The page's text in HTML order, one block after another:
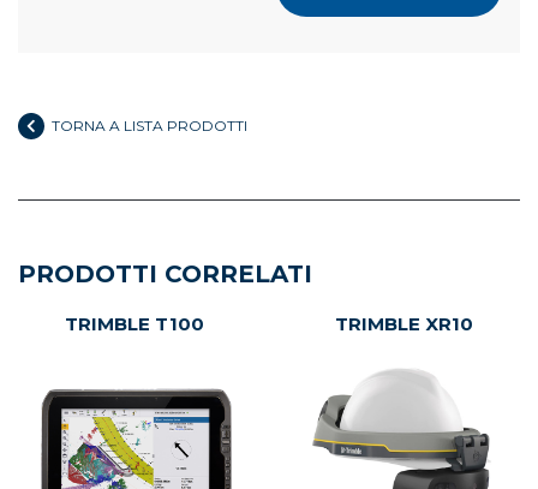
TORNA A LISTA PRODOTTI
PRODOTTI CORRELATI
TRIMBLE T100 TRIMBLE XR10